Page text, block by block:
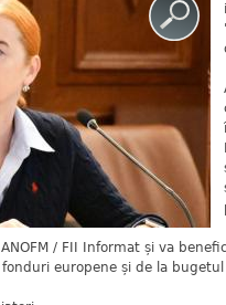
/ FII Informat și va
europene și de la